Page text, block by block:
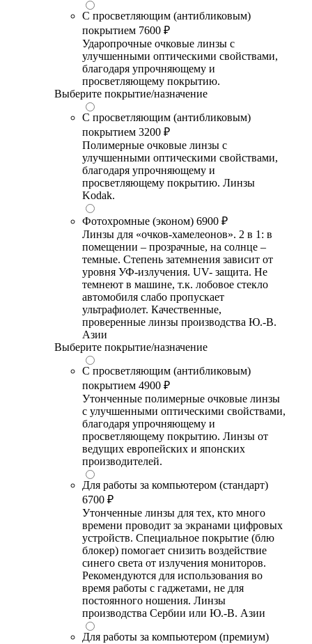
С просветляющим (антибликовым)
покрытием 7600 ₽
Ударопрочные очковые линзы с
улучшенными оптическими свойствами,
благодаря упрочняющему и
просветляющему покрытию.
Выберите покрытие/назначение
С просветляющим (антибликовым)
покрытием 3200 ₽
Полимерные очковые линзы с
улучшенными оптическими свойствами,
благодаря упрочняющему и
просветляющему покрытию. Линзы
Kodak.
Фотохромные (эконом) 6900 ₽
Линзы для «очков-хамелеонов». 2 в 1: в
помещении – прозрачные, на солнце –
темные. Степень затемнения зависит от
уровня УФ-излучения. UV- защита. Не
темнеют в машине, т.к. лобовое стекло
автомобиля слабо пропускает
ультрафиолет. Качественные,
проверенные линзы производства Ю.-В.
Азии
Выберите покрытие/назначение
С просветляющим (антибликовым)
покрытием 4900 ₽
Утонченные полимерные очковые линзы
с улучшенными оптическими свойствами,
благодаря упрочняющему и
просветляющему покрытию. Линзы от
ведущих европейских и японских
производителей.
Для работы за компьютером (стандарт)
6700 ₽
Утонченные линзы для тех, кто много
времени проводит за экранами цифровых
устройств. Специальное покрытие (блю
блокер) помогает снизить воздействие
синего света от излучения мониторов.
Рекомендуются для использования во
время работы с гаджетами, не для
постоянного ношения. Линзы
производства Сербии или Ю.-В. Азии
Для работы за компьютером (премиум)